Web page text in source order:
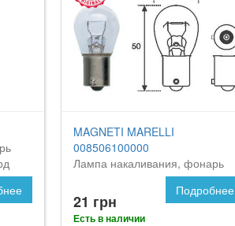
MAGNETI MARELLI
008506100000
Лампа накаливания, фонарь
указателя поворота на FORD
Orion
21 грн
Есть в наличии
Подробнее